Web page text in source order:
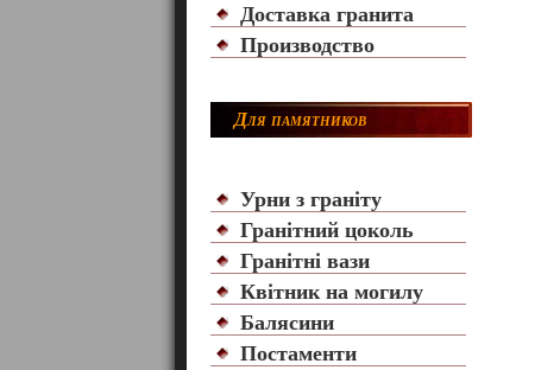
Доставка гранита
Производство
Для памятников
Урни з граніту
Гранітний цоколь
Гранітні вази
Квітник на могилу
Балясини
Постаменти